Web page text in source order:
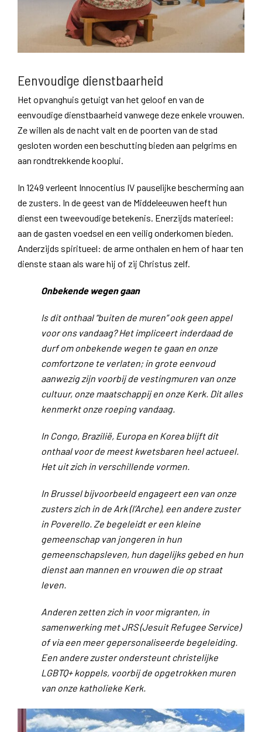
Eenvoudige dienstbaarheid
Het opvanghuis getuigt van het geloof en van de
eenvoudige dienstbaarheid vanwege deze enkele vrouwen.
Ze willen als de nacht valt en de poorten van de stad
gesloten worden een beschutting bieden aan pelgrims en
aan rondtrekkende kooplui.
In 1249 verleent Innocentius IV pauselijke bescherming aan
de zusters. In de geest van de Middeleeuwen heeft hun
dienst een tweevoudige betekenis. Enerzijds materieel:
aan de gasten voedsel en een veilig onderkomen bieden.
Anderzijds spiritueel: de arme onthalen en hem of haar ten
dienste staan als ware hij of zij Christus zelf.
Onbekende wegen gaan
Is dit onthaal “buiten de muren” ook geen appel
voor ons vandaag? Het impliceert inderdaad de
durf om onbekende wegen te gaan en onze
comfortzone te verlaten; in grote eenvoud
aanwezig zijn voorbij de vestingmuren van onze
cultuur, onze maatschappij en onze Kerk. Dit alles
kenmerkt onze roeping vandaag.
In Congo, Brazilië, Europa en Korea blijft dit
onthaal voor de meest kwetsbaren heel actueel.
Het uit zich in verschillende vormen.
In Brussel bijvoorbeeld engageert een van onze
zusters zich in de Ark (l’Arche), een andere zuster
in Poverello. Ze begeleidt er een kleine
gemeenschap van jongeren in hun
gemeenschapsleven, hun dagelijks gebed en hun
dienst aan mannen en vrouwen die op straat
leven.
Anderen zetten zich in voor migranten, in
samenwerking met JRS (Jesuit Refugee Service)
of via een meer gepersonaliseerde begeleiding.
Een andere zuster ondersteunt christelijke
LGBTQ+ koppels, voorbij de opgetrokken muren
van onze katholieke Kerk.